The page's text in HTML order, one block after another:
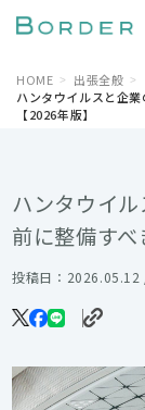
HOME
出張全般
ハンタウイルスと企
【2026年版】
ハンタウイ
前に整備すべ
投稿日：